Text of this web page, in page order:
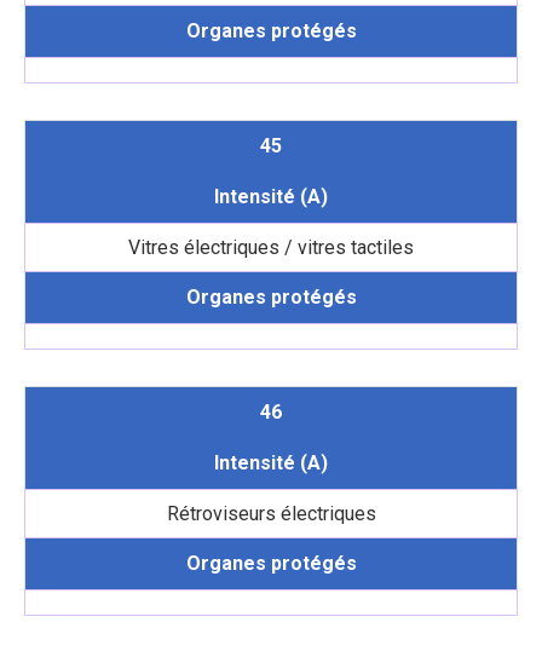
Organes protégés
45
Intensité (A)
Vitres électriques / vitres tactiles
Organes protégés
46
Intensité (A)
Rétroviseurs électriques
Organes protégés